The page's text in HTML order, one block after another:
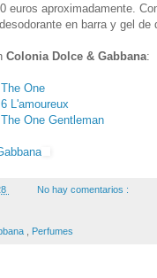
euros aproximadamente.
en barra y gel de
Colonia Dolce & Gabbana:
One
L'amoureux
One Gentleman
No hay comentarios :
Perfumes